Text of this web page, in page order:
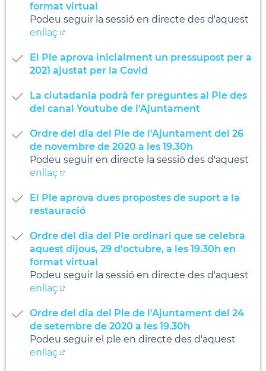
format virtual
Podeu seguir la sessió en directe des d'aquest
enllaç
El Ple aprova inicialment un pressupost per a
2021 ajustat per la Covid
La ciutadania podrà fer preguntes al Ple des
del canal Youtube de l'Ajuntament
Ordre del dia del Ple de l'Ajuntament del 26
de novembre de 2020 a les 19.30h
Podeu seguir en directe la sessió des d'aquest
enllaç
El Ple aprova dues propostes de suport a la
restauració
Ordre del dia del Ple ordinari que se celebra
aquest dijous, 29 d'octubre, a les 19.30h en
format virtual
Podeu seguir la sessió en directe des d'aquest
enllaç
Ordre del dia del Ple de l'Ajuntament del 24
de setembre de 2020 a les 19.30h
Podeu seguir el ple en directe des d'aquest
enllaç